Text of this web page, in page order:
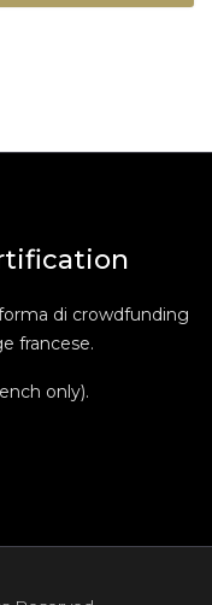
di crowdfunding
francese.
only).